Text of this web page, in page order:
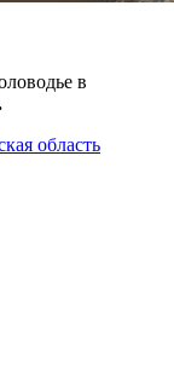
в
область